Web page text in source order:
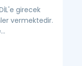
girecek
vermektedir.